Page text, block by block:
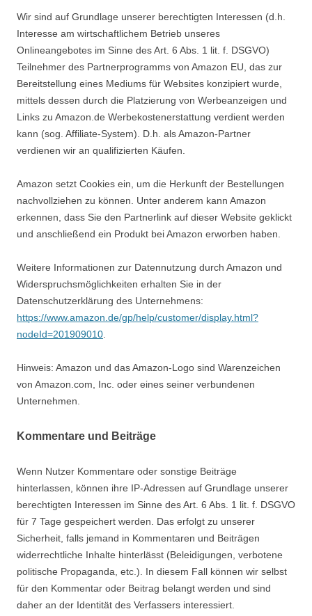
Wir sind auf Grundlage unserer berechtigten Interessen (d.h.
Interesse am wirtschaftlichem Betrieb unseres
Onlineangebotes im Sinne des Art. 6 Abs. 1 lit. f. DSGVO)
Teilnehmer des Partnerprogramms von Amazon EU, das zur
Bereitstellung eines Mediums für Websites konzipiert wurde,
mittels dessen durch die Platzierung von Werbeanzeigen und
Links zu Amazon.de Werbekostenerstattung verdient werden
kann (sog. Affiliate-System). D.h. als Amazon-Partner
verdienen wir an qualifizierten Käufen.
Amazon setzt Cookies ein, um die Herkunft der Bestellungen
nachvollziehen zu können. Unter anderem kann Amazon
erkennen, dass Sie den Partnerlink auf dieser Website geklickt
und anschließend ein Produkt bei Amazon erworben haben.
Weitere Informationen zur Datennutzung durch Amazon und
Widerspruchsmöglichkeiten erhalten Sie in der
Datenschutzerklärung des Unternehmens:
https://www.amazon.de/gp/help/customer/display.html?
nodeId=201909010
Hinweis: Amazon und das Amazon-Logo sind Warenzeichen
von Amazon.com, Inc. oder eines seiner verbundenen
Unternehmen.
Kommentare und Beiträge
Wenn Nutzer Kommentare oder sonstige Beiträge
hinterlassen, können ihre IP-Adressen auf Grundlage unserer
berechtigten Interessen im Sinne des Art. 6 Abs. 1 lit. f. DSGVO
für 7 Tage gespeichert werden. Das erfolgt zu unserer
Sicherheit, falls jemand in Kommentaren und Beiträgen
widerrechtliche Inhalte hinterlässt (Beleidigungen, verbotene
politische Propaganda, etc.). In diesem Fall können wir selbst
für den Kommentar oder Beitrag belangt werden und sind
daher an der Identität des Verfassers interessiert.